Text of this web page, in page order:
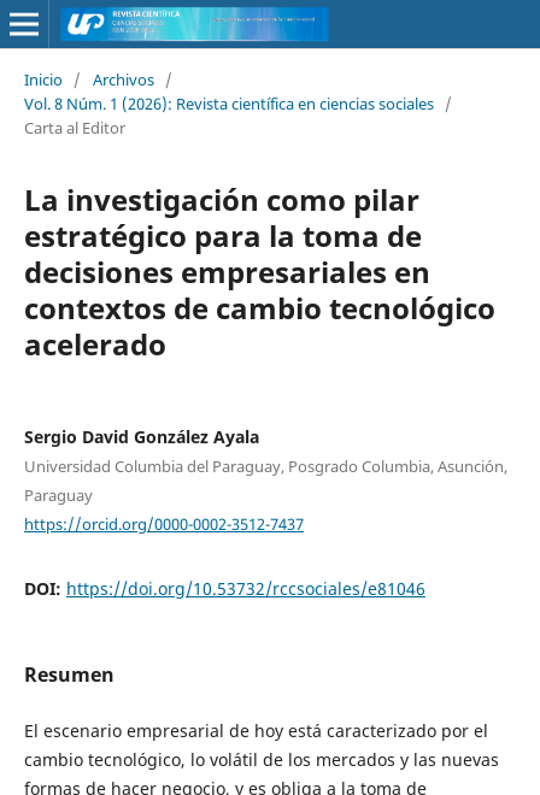
Inicio / Archivos /
Vol. 8 Núm. 1 (2026): Revista científica en ciencias sociales /
Carta al Editor
La investigación como pilar
estratégico para la toma de
decisiones empresariales en
contextos de cambio tecnológico
acelerado
Sergio David González Ayala
Universidad Columbia del Paraguay, Posgrado Columbia, Asunción,
Paraguay
https://orcid.org/0000-0002-3512-7437
DOI: https://doi.org/10.53732/rccsociales/e81046
Resumen
El escenario empresarial de hoy está caracterizado por el
cambio tecnológico, lo volátil de los mercados y las nuevas
formas de hacer negocio, y es obliga a la toma de